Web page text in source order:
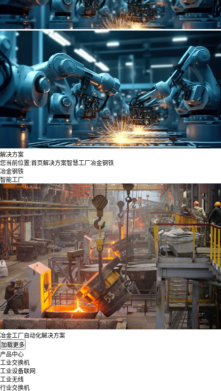
解决方案
您当前位置:首页解决方案智慧工厂 冶金钢铁
冶金钢铁
智能工厂
冶金工厂自动化解决方案
产品中心
工业交换机
工业设备联网
工业无线
行业交换机